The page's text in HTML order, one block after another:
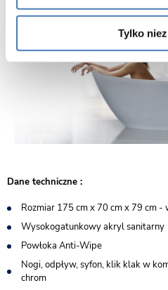
Tylko
Dane techniczne :
Rozmiar 175 cm x 70 cm x 79 cm
Wysokogatunkowy akryl sanitarny
Powłoka Anti-Wipe
Nogi, odpływ, syfon, klik klak w
chrom